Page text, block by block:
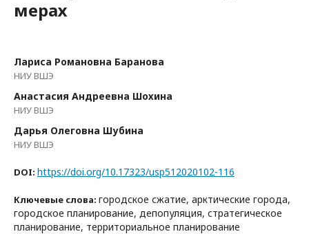
мерах
Лариса Романовна Баранова
НИУ ВШЭ
Анастасия Андреевна Шохина
НИУ ВШЭ
Дарья Олеговна Шубина
НИУ ВШЭ
DOI: https://doi.org/10.17323/usp512020102-116
Ключевые слова: городское сжатие, арктические города,
городское планирование, депопуляция, стратегическое
планирование, территориальное планирование